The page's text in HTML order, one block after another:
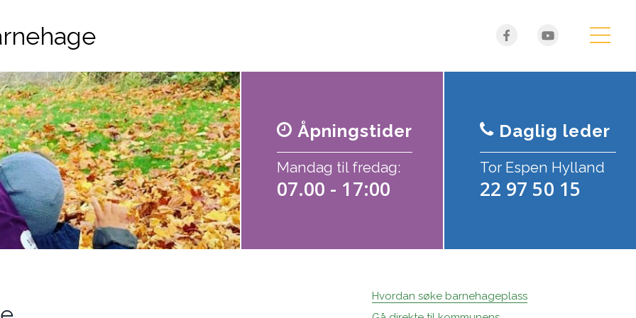
Åpningstider
Mandag til fredag:
07.00 - 17:00
Daglig leder
Tor Espen Hylland
22 97 50 15
Hvordan søke barnehageplass